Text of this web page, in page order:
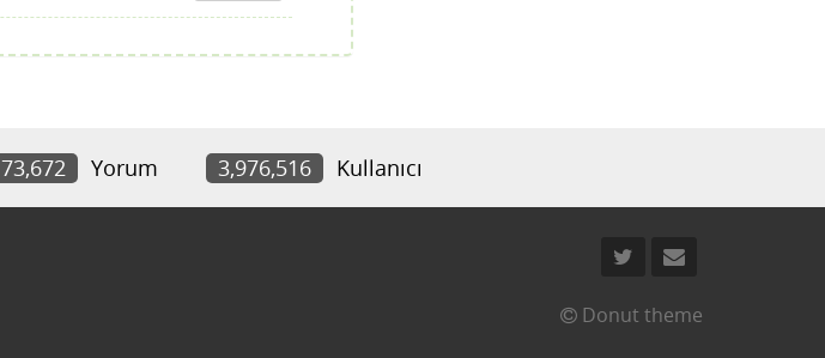
73,672 Yorum 3,976,516 Kullanıcı
Donut theme